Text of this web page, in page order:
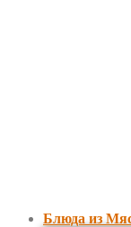
Блюда из